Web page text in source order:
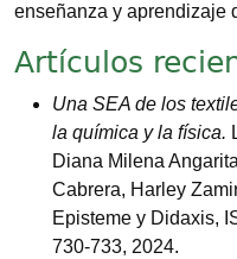
enseñanza y aprendizaje
Artículos
Una SEA de los
la química y la física.
Diana Milena
Cabrera, Harley
Episteme y Didaxis,
730-733, 2024.